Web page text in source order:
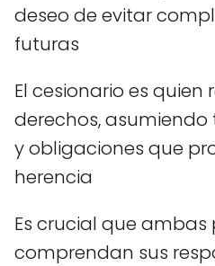
deseo de evitar
futuras
El cesionario es quien
derechos,
y obligaciones que
herencia
Es crucial que ambas
comprendan sus